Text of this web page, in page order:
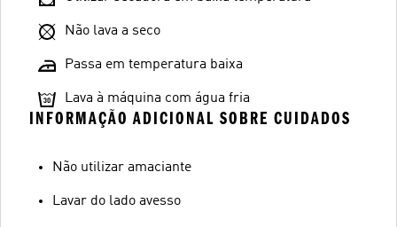
Não lava a seco
Passa em temperatura baixa
Lava à máquina com água fria
INFORMAÇÃO ADICIONAL SOBRE CUIDADOS
Não utilizar amaciante
Lavar do lado avesso